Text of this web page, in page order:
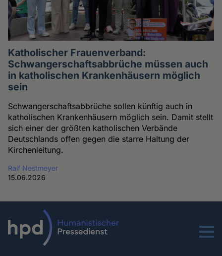
Katholischer Frauenverband:
Schwangerschaftsabbrüche müssen auch
in katholischen Krankenhäusern möglich
sein
Schwangerschaftsabbrüche sollen künftig auch in
katholischen Krankenhäusern möglich sein. Damit stellt
sich einer der größten katholischen Verbände
Deutschlands offen gegen die starre Haltung der
Kirchenleitung.
Ralf Nestmeyer
15.06.2026
Menu